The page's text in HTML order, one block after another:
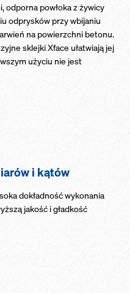
odporna powłoka z żywicy
odprysków przy wbijaniu
na powierzchni betonu.
sklejki Xface ułatwiają jej
użyciu nie jest
i kątów
dokładność wykonania
jakość i gładkość